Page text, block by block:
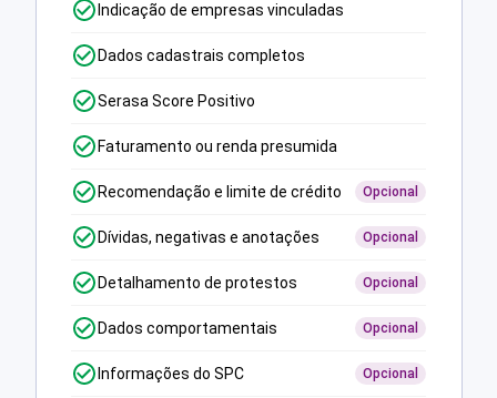
Indicação de empresas vinculadas
Dados cadastrais completos
Serasa Score Positivo
Faturamento ou renda presumida
Recomendação e limite de crédito Opcional
Dívidas, negativas e anotações Opcional
Detalhamento de protestos Opcional
Dados comportamentais Opcional
Informações do SPC Opcional